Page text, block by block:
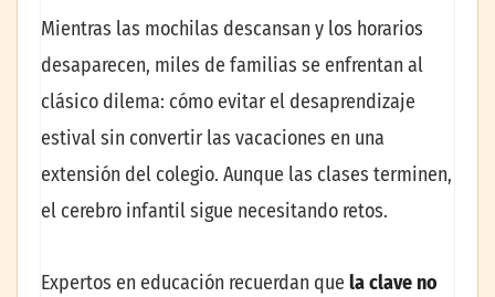
Mientras las mochilas descansan y los horarios
desaparecen, miles de familias se enfrentan al
clásico dilema: cómo evitar el desaprendizaje
estival sin convertir las vacaciones en una
extensión del colegio. Aunque las clases terminen,
el cerebro infantil sigue necesitando retos.
Expertos en educación recuerdan que la clave no